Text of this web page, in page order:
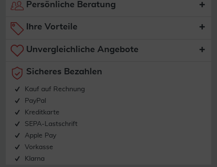
Persönliche Beratung
Ihre Vorteile
Unvergleichliche Angebote
Sicheres Bezahlen
Kauf auf Rechnung
PayPal
Kreditkarte
SEPA-Lastschrift
Apple Pay
Vorkasse
Klarna